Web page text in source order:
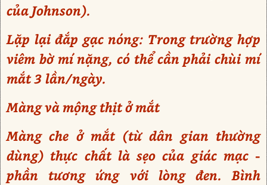
của Johnson).
Lặp lại đắp gạc nóng: Trong trường hợp
viêm bờ mí nặng, có thể cần phải chùi mí
mắt 3 lần/ngày.
Màng và mộng thịt ở mắt
Màng che ở mắt (từ dân gian thường
dùng) thực chất là sẹo của giác mạc -
phần tương ứng với lòng đen. Bình